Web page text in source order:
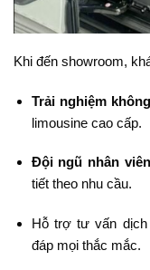
Khi đến showroom,
Trải nghiệm
limousine cao cấp.
Đội ngũ nhân
tiết theo nhu cầu.
Hỗ trợ tư vấn dịch
đáp mọi thắc mắc.